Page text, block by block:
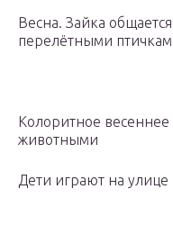
Весна. Зайка
перелётными
Колоритное
животными
Дети играют на улице